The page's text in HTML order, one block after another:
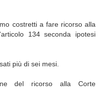
costretti a fare ricorso alla
134 seconda ipotesi
più di sei mesi.
del ricorso alla Corte